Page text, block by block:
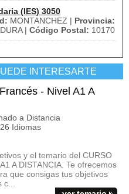
(IES) 3050
MONTANCHEZ | Provincia:
| Código Postal: 10170
INTERESARTE
- Nivel A1 A
a Distancia
Idiomas
y el temario del CURSO
A DISTANCIA. Te ofrecemos
que consigas tus objetivos